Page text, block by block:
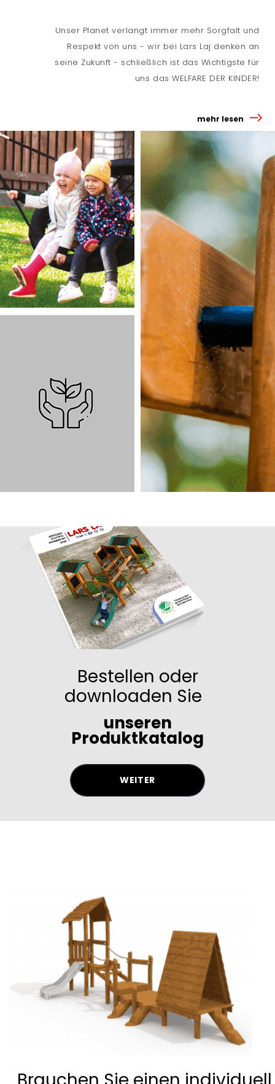
Unser Planet verlangt immer mehr Sorgfalt und
Respekt von uns - wir bei Lars Laj denken an
seine Zukunft - schließlich ist das Wichtigste für
uns das WELFARE DER KINDER!
mehr lesen
Bestellen oder
downloaden Sie
unseren
Produktkatalog
WEITER